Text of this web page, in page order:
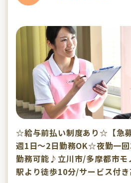
☆給与前払い制度あり☆【急
週1日～2日勤務OK☆夜勤一
勤務可能♪立川市/多摩都市モ
駅より徒歩10分/サービス付